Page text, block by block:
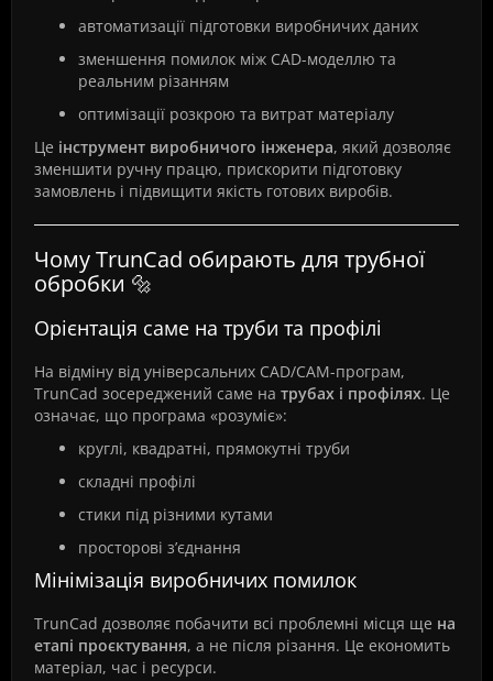
автоматизації підготовки виробничих даних
зменшення помилок між CAD-моделлю та
реальним різанням
оптимізації розкрою та витрат матеріалу
Це інструмент виробничого інженера, який дозволяє
зменшити ручну працю, прискорити підготовку
замовлень і підвищити якість готових виробів.
Чому TrunCad обирають для трубної
обробки 🔩
Орієнтація саме на труби та профілі
На відміну від універсальних CAD/CAM-програм,
TrunCad зосереджений саме на трубах і профілях. Це
означає, що програма «розуміє»:
круглі, квадратні, прямокутні труби
складні профілі
стики під різними кутами
просторові з’єднання
Мінімізація виробничих помилок
TrunCad дозволяє побачити всі проблемні місця ще на
етапі проєктування, а не після різання. Це економить
матеріал, час і ресурси.